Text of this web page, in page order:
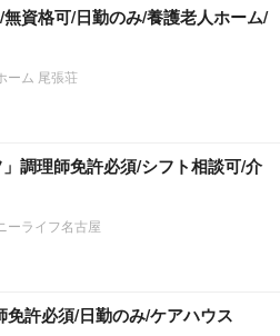
無資格可/日勤のみ/養護老人ホーム/
ーム 尾張荘
」調理師免許必須/シフト相談可/介
ーライフ名古屋
免許必須/日勤のみ/ケアハウス